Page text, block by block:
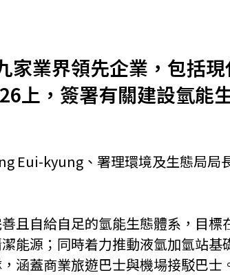
投資者入境計劃
家業界領先企業，包括
上，簽署有關建設氫能
Eui-kyung、署理環境及生態局局
且自給自足的氫能生態體系，目
能源；同時着力推動液氫加氫站
涵蓋商業旅遊巴士與機場接駁巴士